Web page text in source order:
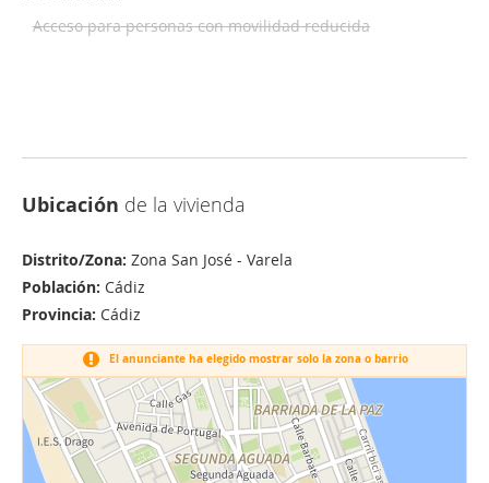
Acceso para personas con movilidad reducida
Ubicación de la vivienda
Distrito/Zona: Zona San José - Varela
Población: Cádiz
Provincia: Cádiz
El anunciante ha elegido mostrar solo la zona o barrio